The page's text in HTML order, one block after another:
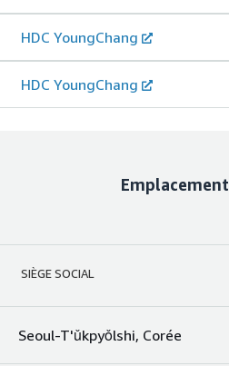
HDC YoungChang
HDC YoungChang
SIÈGE SOCIAL
Seoul-T'ǔkpyǒlshi, Corée